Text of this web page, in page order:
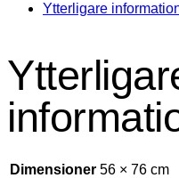
Ytterligare
Dimensioner 56 × 76 cm